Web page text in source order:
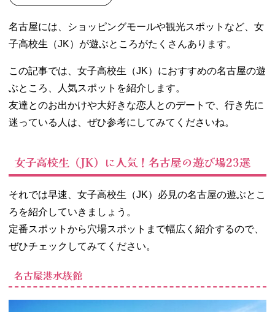
（JK）に人気！
名古屋の遊び場
− 名古屋港
水族館
− 東山動植
物園
ン
− 名古屋城
− 名古屋市
科学館
鉄道館
− オアシス
− 名古屋市
名古屋には、ショッピングモールや観光スポットなど、女
子高校生（JK）が遊ぶところがたくさんあります。
この記事では、女子高校生（JK）におすすめの名古屋の遊
ぶところ、人気スポットを紹介します。
友達とのお出かけや大好きな恋人とのデートで、行き先に
迷っている人は、ぜひ参考にしてみてくださいね。
女子高校生（JK）に人気！名古屋の遊び場23選
それでは早速、女子高校生（JK）必見の名古屋の遊ぶとこ
ろを紹介していきましょう。
定番スポットから穴場スポットまで幅広く紹介するので、
ぜひチェックしてみてください。
名古屋港水族館